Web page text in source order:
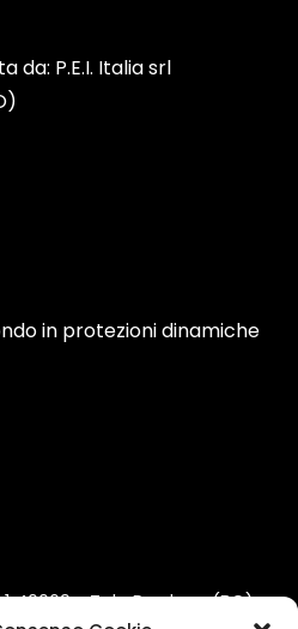
da: P.E.I. Italia srl
in protezioni dinamiche
1 40069 - Zola Predosa (BO)